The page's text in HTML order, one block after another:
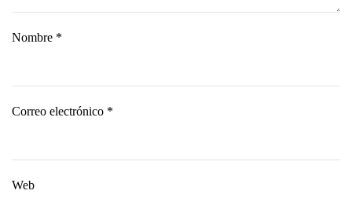
Nombre *
Correo electrónico *
Web